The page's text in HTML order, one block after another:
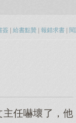
簽 | 給書點贊 | 報錯求書 |
任嚇壞了，他